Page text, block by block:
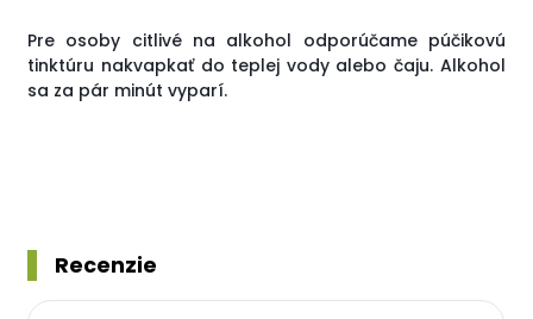
Pre osoby citlivé na alkohol odporúčame púčikovú
tinktúru nakvapkať do teplej vody alebo čaju. Alkohol
sa za pár minút vyparí.
Recenzie